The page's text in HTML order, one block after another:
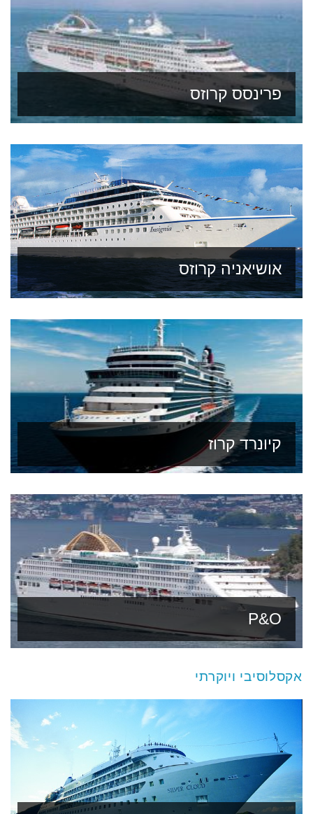
פרינסס קרוזס
אושיאניה קרוזס
קיונרד קרוז
P&O
אקסלוסיבי ויוקרתי